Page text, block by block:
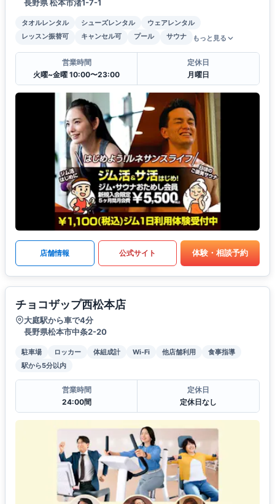
長野県 松本市渚1-7-1
タオルレンタル シューズレンタル
ウェアレンタル
レッスン振替可
キャンセル可 プール サウナ もっと見る
営業時間
火曜~金曜 10:00〜23:00
定休日
月曜日
店舗情報 公式サイト 体験・相談予約
チョコザップ西松本店
大庭駅から車で4分
長野県松本市中条2-20
駐車場 ロッカー 体組成計 Wi-Fi 他店舗利用
食事指導
駅から5分以内
営業時間
24:00間
定休日
定休日なし